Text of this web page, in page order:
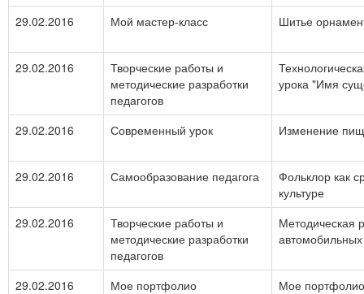
29.02.2016 Мой мастер-класс Шитье
29.02.2016
Творческие работы и
методические разработки
педагогов
урока "Имя
29.02.2016 Современный урок Изменение
29.02.2016 Самообразование педагога
Фольклор как
культуре
29.02.2016
Творческие работы и
методические разработки
педагогов
Методическая
29.02.2016 Мое портфолио Мое портфолио